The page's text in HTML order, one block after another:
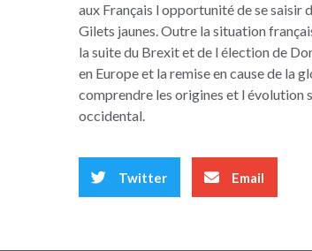
aux Français l opportunité de se saisir
Gilets jaunes. Outre la situation
la suite du Brexit et de l élection de
en Europe et la remise en cause de la
comprendre les origines et l évolution
occidental.
Twitter Email